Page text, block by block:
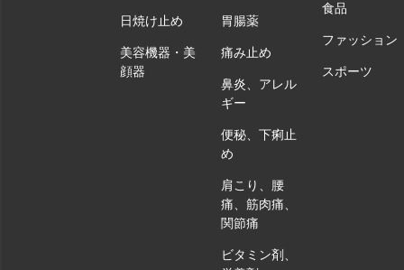
日焼け止め
美容機器・美
顔器
胃腸薬
痛み止め
鼻炎、アレル
ギー
便秘、下痢止
め
肩こり、腰
痛、筋肉痛、
関節痛
ビタミン剤、
食品
ファッション
スポーツ